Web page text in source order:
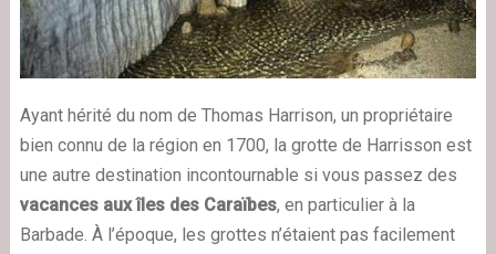
Ayant hérité du nom de Thomas Harrison, un propriétaire
bien connu de la région en 1700, la grotte de Harrisson est
une autre destination incontournable si vous passez des
vacances aux îles des Caraïbes, en particulier à la
Barbade. À l’époque, les grottes n’étaient pas facilement